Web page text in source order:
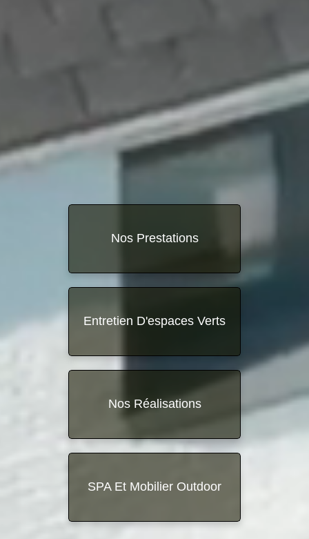
Nos Prestations
Entretien D'espaces Verts
Nos Réalisations
SPA Et Mobilier Outdoor